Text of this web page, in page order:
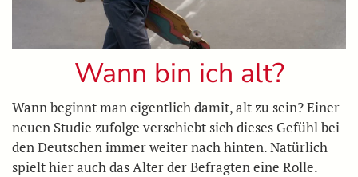
Wann bin ich alt?
Wann beginnt man eigentlich damit, alt zu sein? Einer
neuen Studie zufolge verschiebt sich dieses Gefühl bei
den Deutschen immer weiter nach hinten. Natürlich
spielt hier auch das Alter der Befragten eine Rolle.